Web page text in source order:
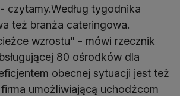
czytamy.Według tygodnika
też branża cateringowa.
wzrostu" - mówi rzecznik
80 ośrodków dla
obecnej sytuacji jest też
umożliwiającą uchodźcom